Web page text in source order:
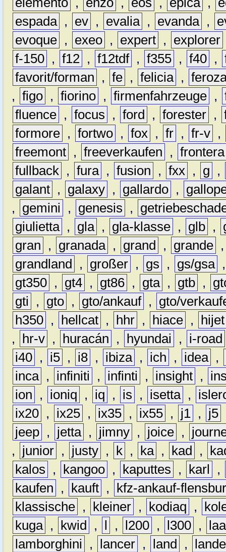
espada , ev , evalia , evanda ,
evoque , exeo , expert , explorer
f-150 , f12 , f12tdf , f355 , f40 ,
favorit/forman
, fe , felicia ,
, figo , fiorino , firmenfahrzeuge ,
fluence , focus , ford , forester ,
formore , fortwo , fox , fr , fr-v ,
freemont , freeverkaufen , frontera
fullback , fura , fusion , fxx , g
,
galant , galaxy , gallardo ,
,
gemini , genesis ,
giulietta , gla , gla-klasse , glb ,
gran
, granada , grand , grande
grandland
, großer , gs , gs/gsa
gt350 , gt4 , gt86 , gta , gtb ,
gti
, gto , gto/ankauf ,
gto/
h350 , hellcat , hhr , hiace ,
hijet
,
hr-v , huracán , hyundai ,
i-road
i40 , i5 , i8 , ibiza , ich , idea ,
inca , infiniti , infinti , insight ,
ion
, ioniq , iq , is , isetta ,
ix20 , ix25 , ix35 , ix55 , j1 , j5
jeep , jetta , jimny , joice ,
,
junior , justy , k , ka , kad ,
kalos
, kangoo , kaputtes , karl
,
kaufen
, kauft ,
kfz-ankauf-
klassische , kleiner , kodiaq ,
kuga , kwid , l , l200 , l300 ,
lamborghini
, lancer , land ,